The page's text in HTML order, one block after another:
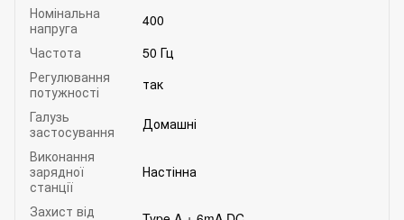
Номінальна
напруга
400
Частота
50 Гц
Регулювання
потужності
так
Галузь
застосування
Домашні
Виконання
зарядної
станції
Настінна
Захист від